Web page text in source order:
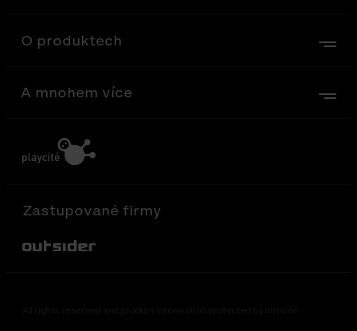
O produktech
A mnohem více
Zastupované firmy
Out-Sider